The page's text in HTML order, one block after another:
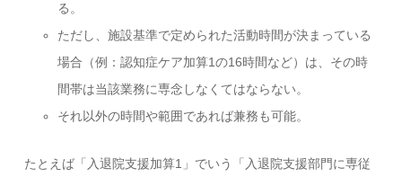
る。
ただし、施設基準で定められた活動時間が決まっている
場合（例：認知症ケア加算1の16時間など）は、その時
間帯は当該業務に専念しなくてはならない。
それ以外の時間や範囲であれば兼務も可能。
たとえば「入退院支援加算1」でいう「入退院支援部門に専従